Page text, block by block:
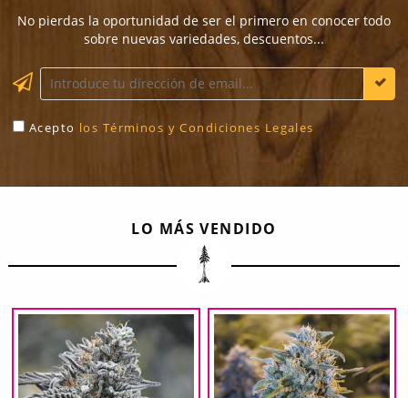
No pierdas la oportunidad de ser el primero en conocer todo
sobre nuevas variedades, descuentos...
Acepto los Términos y Condiciones Legales
LO MÁS VENDIDO